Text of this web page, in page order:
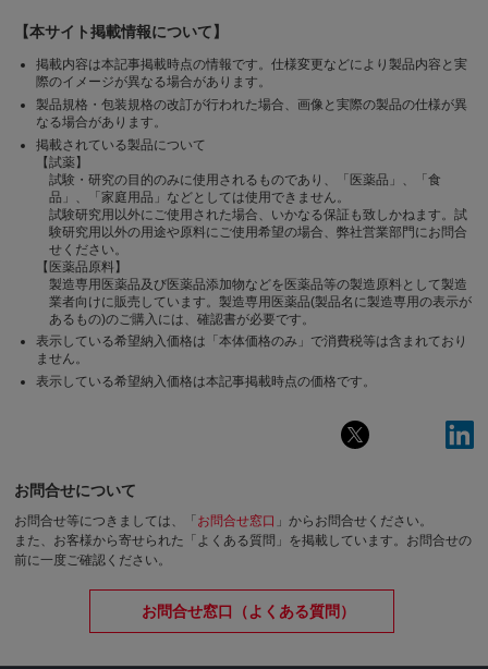
【本サイト掲載情報について】
掲載内容は本記事掲載時点の情報です。仕様変更などにより製品内容と実
際のイメージが異なる場合があります。
製品規格・包装規格の改訂が行われた場合、画像と実際の製品の仕様が異
なる場合があります。
掲載されている製品について
【試薬】
試験・研究の目的のみに使用されるものであり、「医薬品」、「食
品」、「家庭用品」などとしては使用できません。
試験研究用以外にご使用された場合、いかなる保証も致しかねます。試
験研究用以外の用途や原料にご使用希望の場合、弊社営業部門にお問合
せください。
【医薬品原料】
製造専用医薬品及び医薬品添加物などを医薬品等の製造原料として製造
業者向けに販売しています。製造専用医薬品(製品名に製造専用の表示が
あるもの)のご購入には、確認書が必要です。
表示している希望納入価格は「本体価格のみ」で消費税等は含まれており
ません。
表示している希望納入価格は本記事掲載時点の価格です。
お問合せについて
お問合せ等につきましては、「 お問合せ窓口 」からお問合せください。
また、お客様から寄せられた「よくある質問」を掲載しています。お問合せの
前に一度ご確認ください。
お問合せ窓口（よくある質問）